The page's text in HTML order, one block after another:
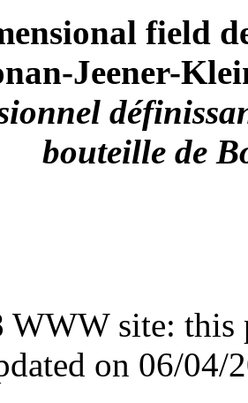
field
Jeener-
bouteille de
site: this
on 06/04/